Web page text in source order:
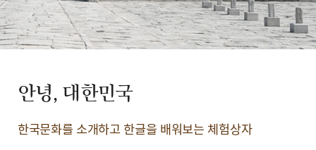
안녕, 대한민국
한국문화를 소개하고 한글을 배워보는 체험상자